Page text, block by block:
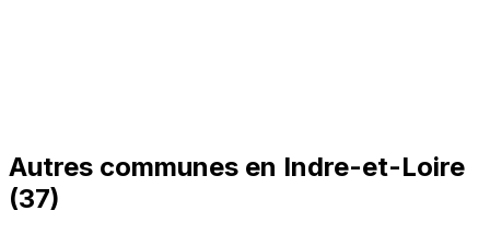
Autres communes en Indre-et-Loire
(37)